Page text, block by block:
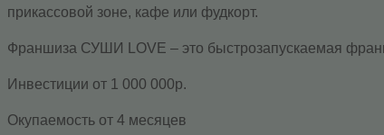
прикассовой зоне, кафе или фудкорт.
Франшиза СУШИ LOVE – это быстрозапускаемая
Инвестиции от 1 000 000р.
Окупаемость от 4 месяцев